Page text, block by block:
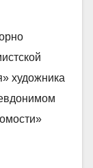
художника